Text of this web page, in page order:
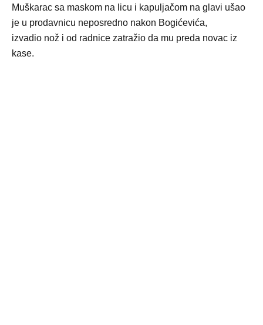
Muškarac sa maskom na licu i kapuljačom na glavi ušao
je u prodavnicu neposredno nakon Bogićevića,
izvadio nož i od radnice zatražio da mu preda novac iz
kase.